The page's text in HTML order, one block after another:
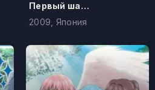
Первый шаг: Новый претендент
2009, Япония